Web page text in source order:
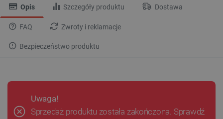
Opis Szczegóły produktu Dostawa
FAQ Zwroty i reklamacje
Bezpieczeństwo produktu
Uwaga!
Sprzedaż produktu została zakończona. Sprawdź